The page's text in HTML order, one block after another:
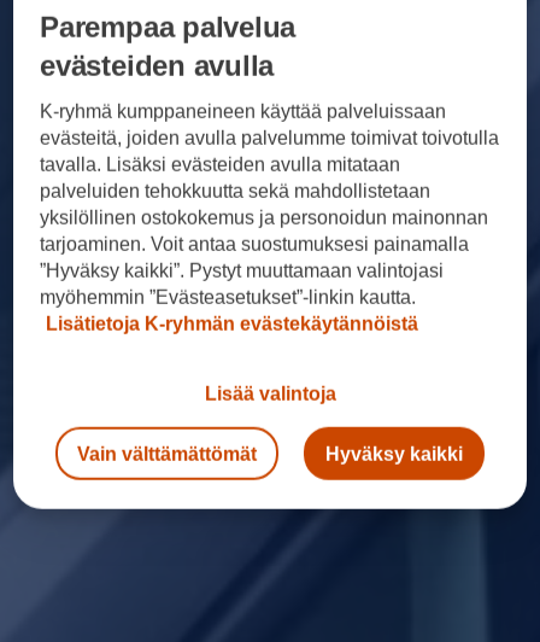
Parempaa palvelua
evästeiden avulla
K-ryhmä kumppaneineen käyttää palveluissaan
evästeitä, joiden avulla palvelumme toimivat toivotulla
tavalla. Lisäksi evästeiden avulla mitataan
palveluiden tehokkuutta sekä mahdollistetaan
yksilöllinen ostokokemus ja personoidun mainonnan
tarjoaminen. Voit antaa suostumuksesi painamalla
”Hyväksy kaikki”. Pystyt muuttamaan valintojasi
myöhemmin ”Evästeasetukset”-linkin kautta.
Lisätietoja K-ryhmän evästekäytännöistä
Lisää valintoja
Vain välttämättömät Hyväksy kaikki